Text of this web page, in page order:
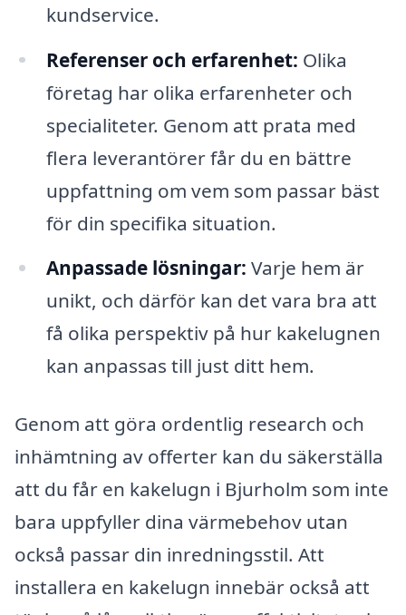
kundservice.
Referenser och erfarenhet: Olika
företag har olika erfarenheter och
specialiteter. Genom att prata med
flera leverantörer får du en bättre
uppfattning om vem som passar bäst
för din specifika situation.
Anpassade lösningar: Varje hem är
unikt, och därför kan det vara bra att
få olika perspektiv på hur kakelugnen
kan anpassas till just ditt hem.
Genom att göra ordentlig research och
inhämtning av offerter kan du säkerställa
att du får en kakelugn i Bjurholm som inte
bara uppfyller dina värmebehov utan
också passar din inredningsstil. Att
installera en kakelugn innebär också att